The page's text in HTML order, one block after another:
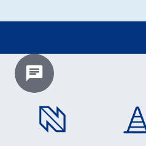
Chatbot laden?